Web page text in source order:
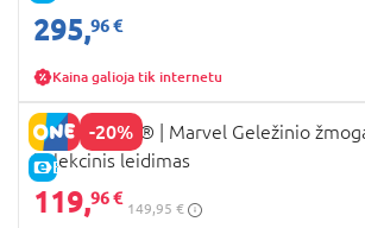
295,96 €
Kaina galioja tik internetu
-20%
E-KAINA
76344 LEGO® | Marvel Geležinio
kolekcinis leidimas
119,96 €
149,95 €